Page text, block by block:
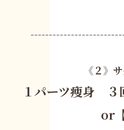
《２》
１パーツ痩身 ３
or